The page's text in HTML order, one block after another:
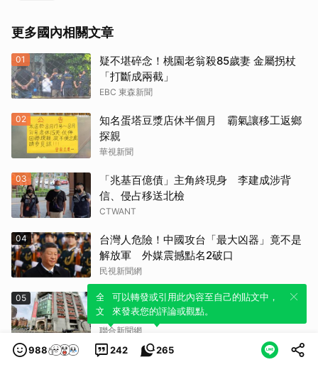
更多國內相關文章
01
疑不堪碎念！桃園老翁殺85歲妻 金屬拐杖
「打斷成兩截」
EBC 東森新聞
02
知名蛋塔豆漿店休半個月 霸氣讓移工返鄉
探親
華視新聞
03
「兆基百億債」主角終現身 李建成涉背
信、侵占移送北檢
CTWANT
04
台灣人危險！中國攻台「最大凶器」竟不是
解放軍 外媒震撼點名2破口
民視新聞網
05
高雄有線電視維修員完工坐回工程車 停路邊
12小時…已身亡
聯合新聞網
06 高雄有線電視維修員…車上「姿勢像休息」
988 242
全新體驗！一鍵引用此內容，透過發布貼
文來輕鬆表達個人立場。
265
可以轉發或引用此內容至自己的貼文中，
來發表您的評論或觀點。